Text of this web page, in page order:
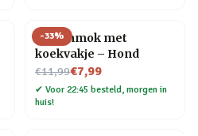
-33%
Dierenmok met
koekvakje – Hond
€11,99
Nu voor€7,99
✔ Voor 22:45 besteld, morgen in
huis!